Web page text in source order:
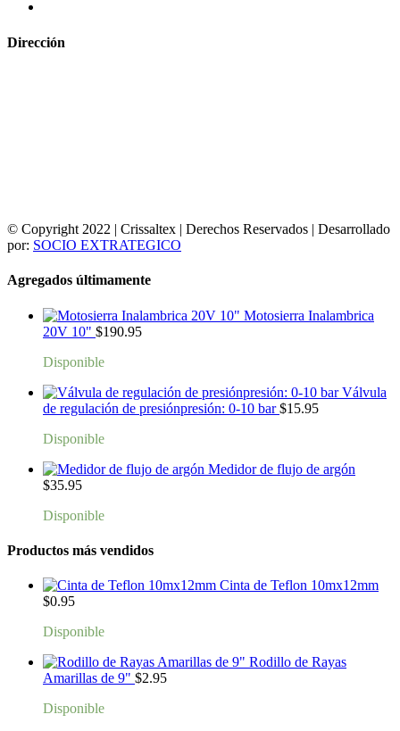
Dirección
© Copyright 2022 | Crissaltex | Derechos Reservados | Desarrollado
por: SOCIO EXTRATEGICO
Agregados últimamente
Motosierra Inalambrica
20V 10" $190.95
Disponible
Válvula
de regulación de presiónpresión: 0-10 bar $15.95
Disponible
Medidor de flujo de argón
$35.95
Disponible
Productos más vendidos
Cinta de Teflon 10mx12mm
$0.95
Disponible
Rodillo de Rayas
Amarillas de 9" $2.95
Disponible